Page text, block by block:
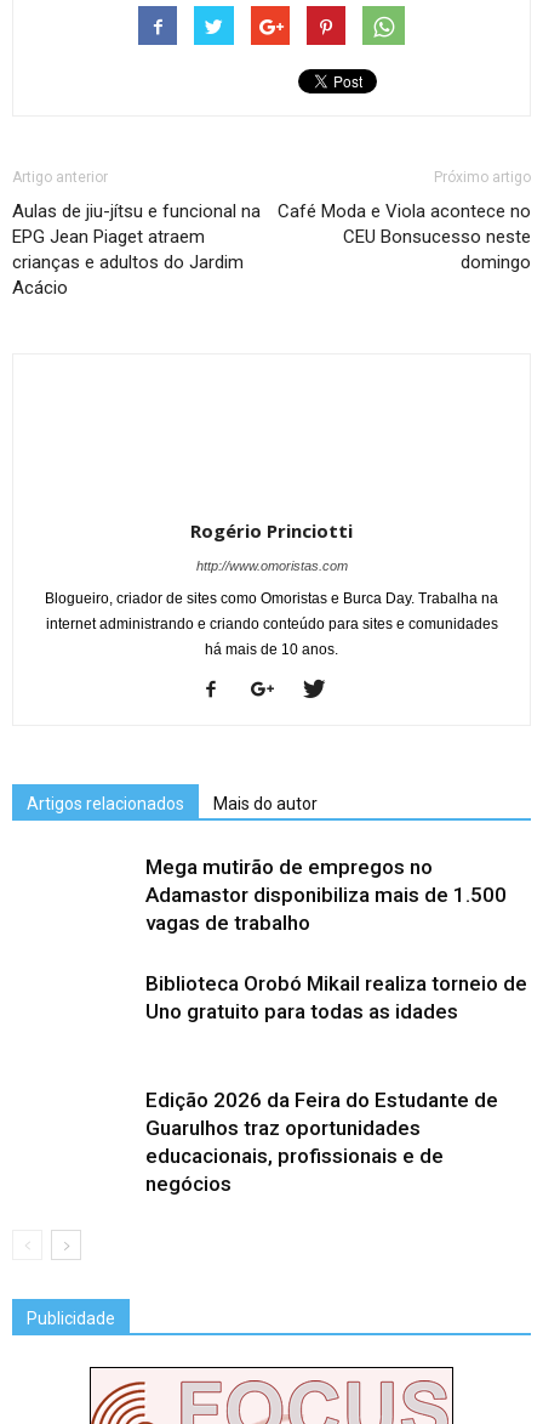
Artigo anterior
Aulas de jiu-jítsu e funcional na
EPG Jean Piaget atraem
crianças e adultos do Jardim
Acácio
Próximo artigo
Café Moda e Viola acontece no
CEU Bonsucesso neste
domingo
Rogério Princiotti
http://www.omoristas.com
Blogueiro, criador de sites como Omoristas e Burca Day. Trabalha na
internet administrando e criando conteúdo para sites e comunidades
há mais de 10 anos.
Artigos relacionados Mais do autor
Mega mutirão de empregos no
Adamastor disponibiliza mais de 1.500
vagas de trabalho
Biblioteca Orobó Mikail realiza torneio de
Uno gratuito para todas as idades
Edição 2026 da Feira do Estudante de
Guarulhos traz oportunidades
educacionais, profissionais e de
negócios
Publicidade